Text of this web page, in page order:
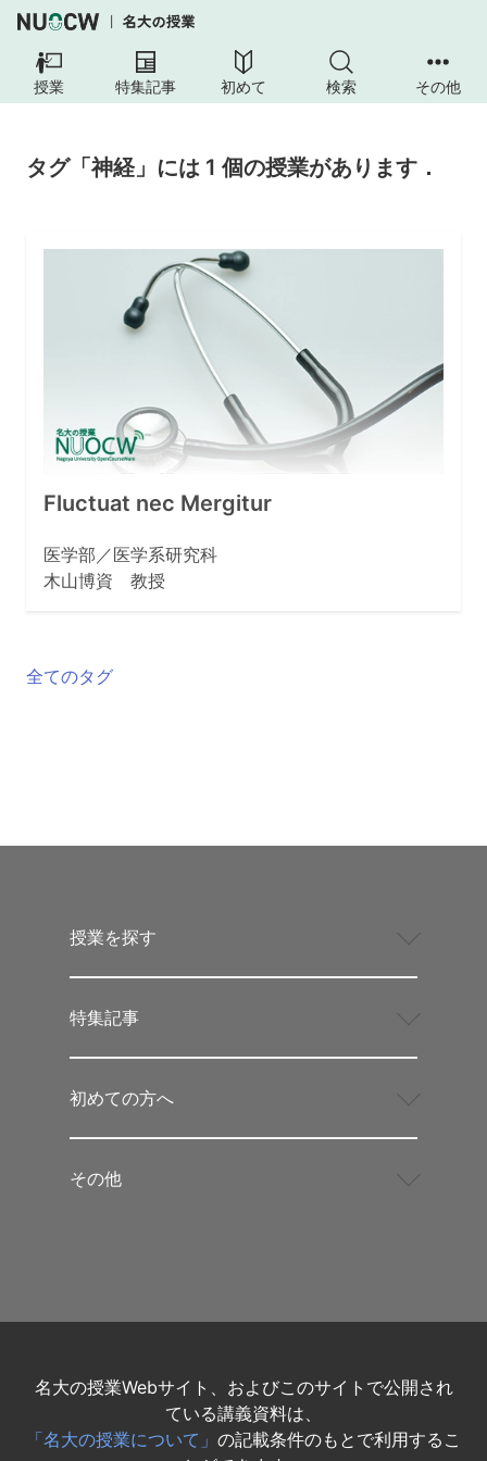
授業 特集記事 初めて 検索 その他
タグ「神経」には 1 個の授業があります．
Fluctuat nec Mergitur
医学部／医学系研究科
木山博資 教授
全てのタグ
授業を探す
特集記事
初めての方へ
その他
名大の授業Webサイト、およびこのサイトで公開され
ている講義資料は、
「名大の授業について」 の記載条件のもとで利用するこ